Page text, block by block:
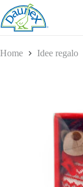
Salta
al
contenuto
Home Idee regalo